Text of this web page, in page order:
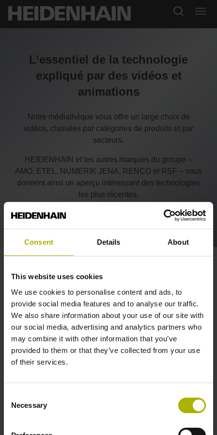
Consent Details About
This website uses cookies
We use cookies to personalise content and ads, to
provide social media features and to analyse our traffic.
We also share information about your use of our site with
our social media, advertising and analytics partners who
may combine it with other information that you’ve
provided to them or that they’ve collected from your use
of their services.
Selection
Necessary
L’essentiel de la technologie
expliqué par des vidéos et
animations
Notre médiathèque vous offre un large choix de
vidéos, classées par catégories de produits et par
secteurs.
HEIDENHAIN et les autres marques du groupe –
AMO, ETEL, NUMERIK JENA, RENCO et RSF – vous
donnent ainsi un aperçu intéressant des technologies
les plus récentes.
makes you productive quickly |
HEIDENHAIN